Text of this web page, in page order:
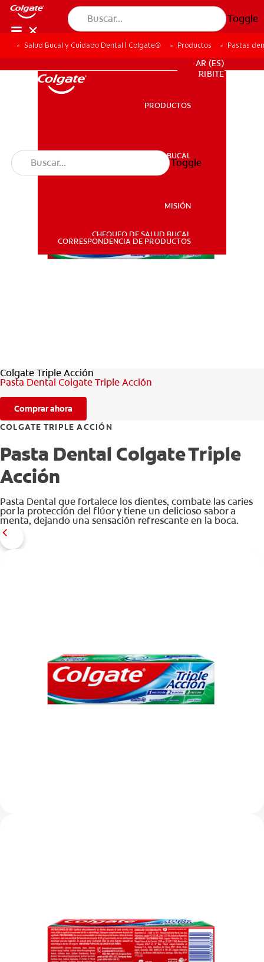
Toggle
SALUD BUCAL
PARA PROFESIONALES
AR (ES)
SUSCRIBITE
PRODUCTOS
SALUD BUCAL
MISIÓN
CHEQUEO DE SALUD BUCAL
CORRESPONDENCIA DE PRODUCTOS
Toggle
Salud Bucal y Cuidado Dental | Colgate® Productos Pastas
Colgate Triple Acción
Pasta Dental Colgate Triple Acción
Comprar ahora
COLGATE TRIPLE ACCIÓN
Pasta Dental Colgate Triple
Acción
Pasta Dental que fortalece los dientes, combate las caries
por la protección del flúor y tiene un delicioso sabor a
menta, dejando una sensación refrescante en la boca.